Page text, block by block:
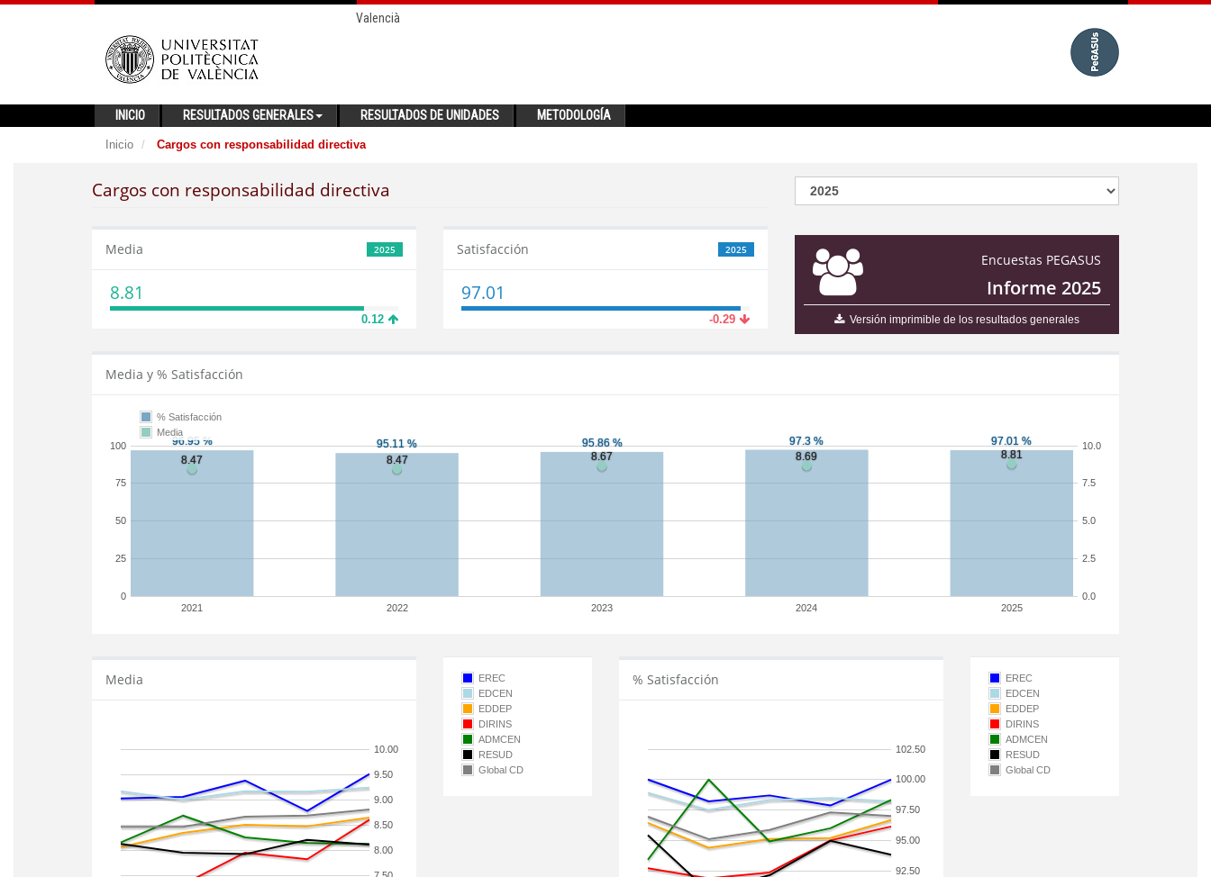
Valencià
INICIO RESULTADOS GENERALES RESULTADOS DE UNIDADES METODOLOGÍA
Inicio Cargos con responsabilidad directiva
Cargos con responsabilidad directiva
Encuestas PEGASUS
Informe 2025
Versión imprimible de los resultados generales
2025
Media
8.81
0.12
2025
Satisfacción
97.01
-0.29
Media y % Satisfacción
2021 2022 2023 2024 2025
0
25
50
75
100
0.0
2.5
5.0
7.5
10.0
% Satisfacción
Media
Media
8.00
8.50
9.00
9.50
10.00
EREC
EDCEN
EDDEP
DIRINS
ADMCEN
RESUD
Global CD
% Satisfacción
92.50
95.00
97.50
100.00
102.50
EREC
EDCEN
EDDEP
DIRINS
ADMCEN
RESUD
Global CD